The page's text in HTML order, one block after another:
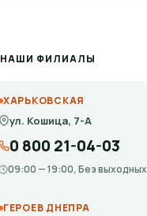
НАШИ ФИЛИАЛЫ
ХАРЬКОВСКАЯ
ул. Кошица, 7-А
0 800 21-04-03
09:00 — 19:00, Без выходных
ГЕРОЕВ ДНЕПРА